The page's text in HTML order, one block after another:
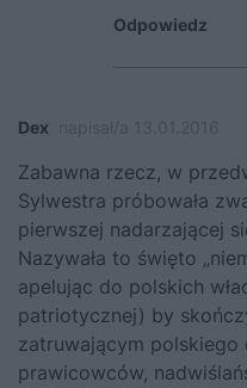
Odpowiedz
Dex
Zabawna rzecz, w
Sylwestra próbowała
pierwszej nadarzającej
Nazywała to święto
apelując do polskich
patriotycznej) by
zatruwającym polskiego
prawicowców,